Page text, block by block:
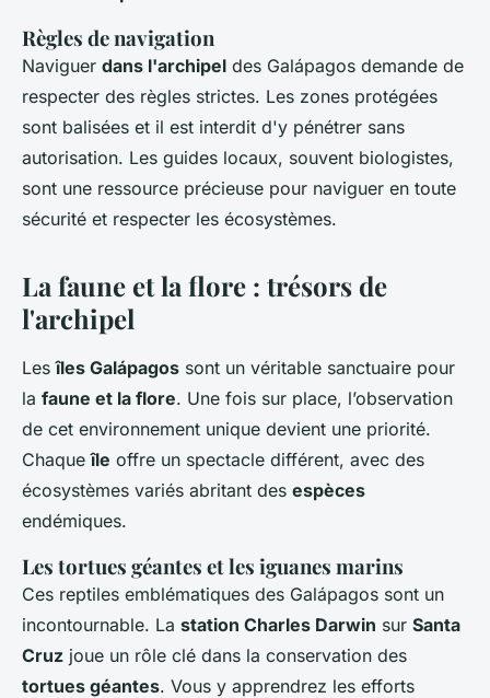
Règles de navigation
Naviguer dans l'archipel des Galápagos demande de
respecter des règles strictes. Les zones protégées
sont balisées et il est interdit d'y pénétrer sans
autorisation. Les guides locaux, souvent biologistes,
sont une ressource précieuse pour naviguer en toute
sécurité et respecter les écosystèmes.
La faune et la flore : trésors de
l'archipel
Lesîles Galápagos sont un véritable sanctuaire pour
la faune et la flore. Une fois sur place, l’observation
de cet environnement unique devient une priorité.
Chaqueîle offre un spectacle différent, avec des
écosystèmes variés abritant des espèces
endémiques.
Les tortues géantes et les iguanes marins
Ces reptiles emblématiques des Galápagos sont un
incontournable. La station Charles Darwin sur Santa
Cruz joue un rôle clé dans la conservation des
tortues géantes. Vous y apprendrez les efforts